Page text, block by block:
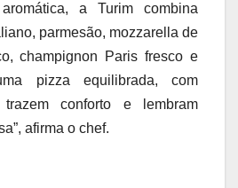
a Turim combina
parmesão, mozzarella de
champignon Paris fresco e
pizza equilibrada, com
conforto e lembram
afirma o chef.